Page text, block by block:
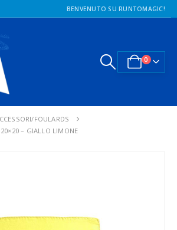
BENVENUTO SU RUNTOMAGIC!
0
FOULARDS
– GIALLO LIMONE